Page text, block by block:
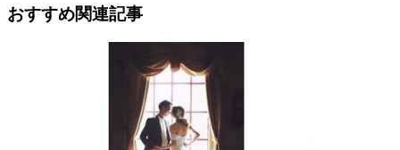
おすすめ関連記事